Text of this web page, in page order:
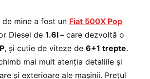
mine a fost un Fiat 500X Pop
Diesel de 1.6l – care dezvoltă o
, și cutie de viteze de 6+1 trepte.
mai mult atenția detaliile și
și exterioare ale mașinii. Prețul